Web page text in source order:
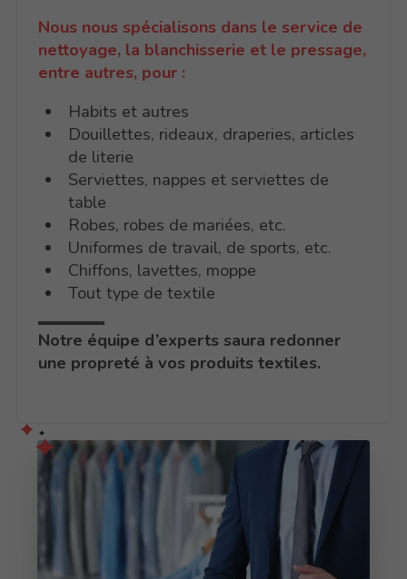
Nous nous spécialisons dans le service de
nettoyage, la blanchisserie et le pressage,
entre autres, pour :
Habits et autres
Douillettes, rideaux, draperies, articles
de literie
Serviettes, nappes et serviettes de
table
Robes, robes de mariées, etc.
Uniformes de travail, de sports, etc.
Chiffons, lavettes, moppe
Tout type de textile
Notre équipe d’experts saura redonner
une propreté à vos produits textiles.